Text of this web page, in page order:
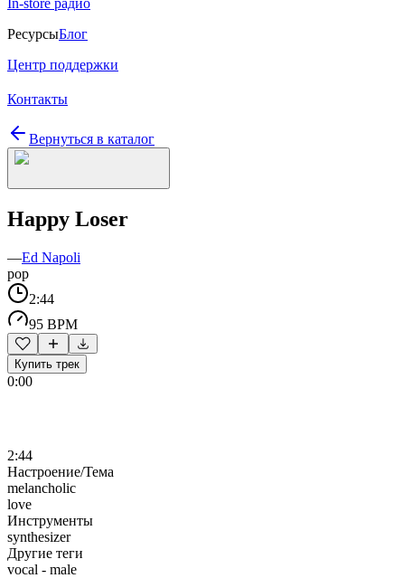
In-store радио
РесурсыБлог
Центр поддержки
Контакты
Вернуться в каталог
Happy Loser
—Ed Napoli
pop
2:44
95 BPM
Купить трек
0:00
2:44
Настроение/Тема
melancholic
love
Инструменты
synthesizer
Другие теги
vocal - male